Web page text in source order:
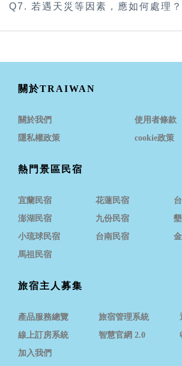
Q7. 若遇天災等因素，應如何處理？
關於TRAIWAN
關於我們
使用者條款
隱私權政策
cookie政策
熱門景區民宿
宜蘭民宿 花蓮民宿
澎湖民宿
九份民宿
小琉球民宿
台南民宿
馬祖民宿
旅宿主人募集
產品服務總覽 旅宿管理系統
線上訂房系統
智慧官網 2.0
加入我們